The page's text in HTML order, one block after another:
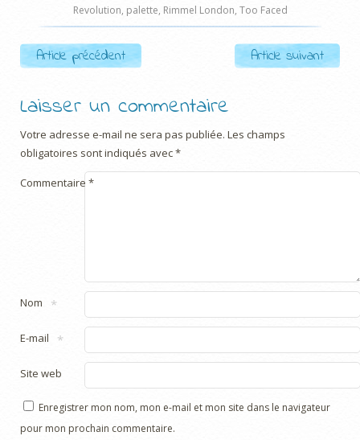
Revolution, palette, Rimmel London, Too Faced
Post navigation
Article précédent Article suivant
Laisser un commentaire
Votre adresse e-mail ne sera pas publiée. Les champs
obligatoires sont indiqués avec*
Commentaire *
Nom *
E-mail *
Site web
Enregistrer mon nom, mon e-mail et mon site dans le navigateur
pour mon prochain commentaire.